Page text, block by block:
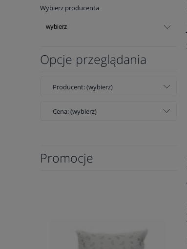
Wybierz producenta
Opcje przeglądania
Producent: (wybierz)
Cena: (wybierz)
Promocje